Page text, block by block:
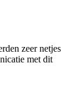
zeer netjes
met dit